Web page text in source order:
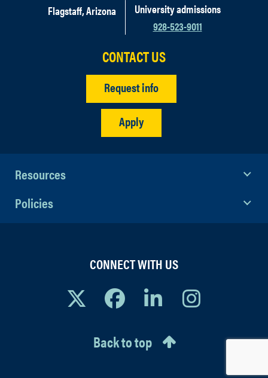
Flagstaff, Arizona
University admissions
928-523-9011
CONTACT US
Request info
Apply
Resources
Policies
CONNECT WITH US
Back to top